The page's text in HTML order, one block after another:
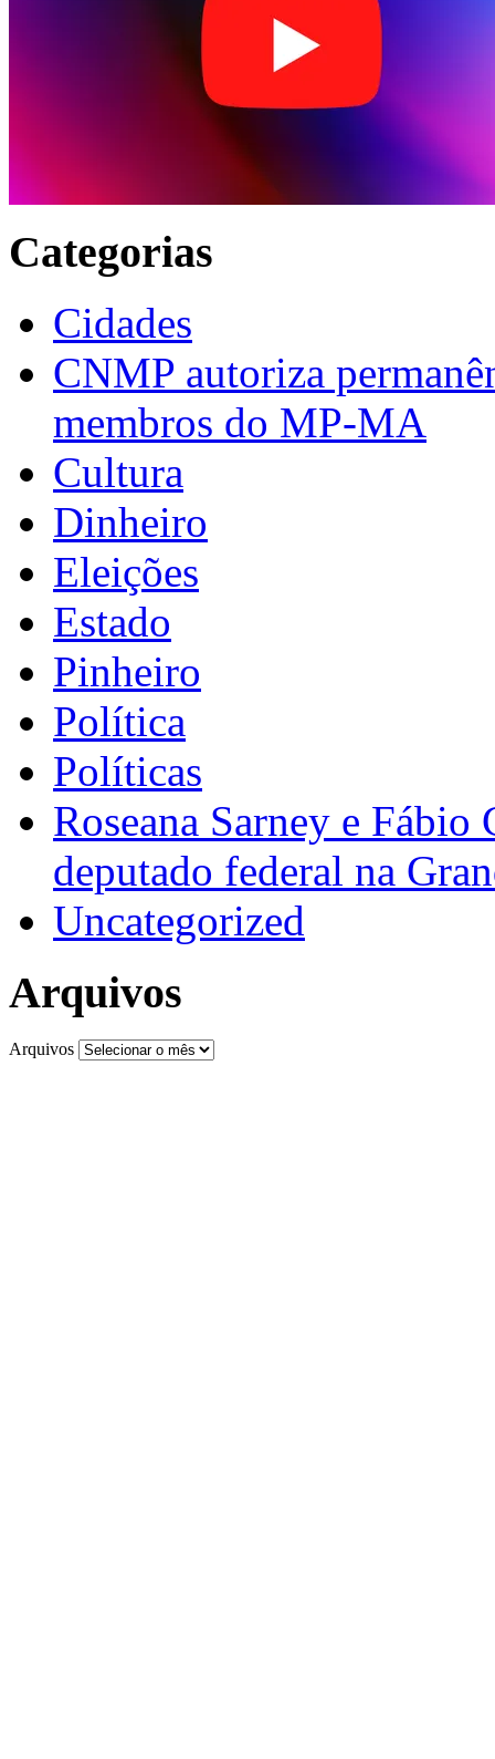
Categorias
Cidades
CNMP autoriza
membros do MP-MA
Cultura
Dinheiro
Eleições
Estado
Pinheiro
Política
Políticas
Roseana Sarney e
deputado federal na
Uncategorized
Arquivos
Arquivos